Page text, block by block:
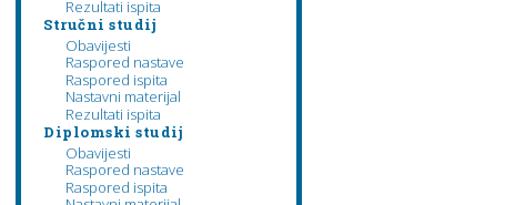
Rezultati ispita
Stručni studij
Obavijesti
Raspored nastave
Raspored ispita
Nastavni materijal
Rezultati ispita
Diplomski studij
Obavijesti
Raspored nastave
Raspored ispita